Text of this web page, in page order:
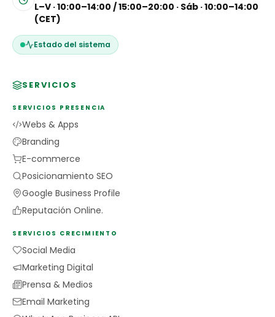
L–V · 10:00–14:00 / 15:00–20:00 · Sáb · 10:00–14:00
(CET)
Estado del sistema
SERVICIOS
SERVICIOS PRESENCIA
Webs & Apps
Branding
E-commerce
Posicionamiento SEO
Google Business Profile
Reputación Online.
SERVICIOS CRECIMIENTO
Social Media
Marketing Digital
Prensa & Medios
Email Marketing